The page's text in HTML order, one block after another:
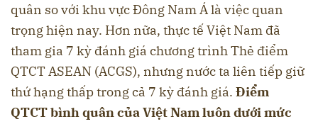
quân so với khu vực Đông Nam Á là việc quan
trọng hiện nay. Hơn nữa, thực tế Việt Nam đã
tham gia 7 kỳ đánh giá chương trình Thẻ điểm
QTCT ASEAN (ACGS), nhưng nước ta liên tiếp giữ
thứ hạng thấp trong cả 7 kỳ đánh giá. Điểm
QTCT bình quân của Việt Nam luôn dưới mức